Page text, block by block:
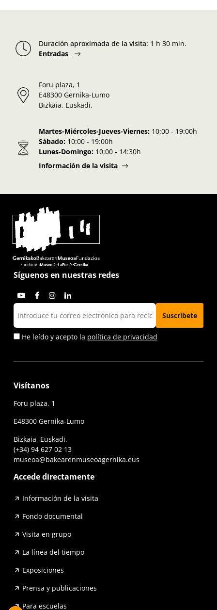
Duración aproximada de la visita: 1 h 30 min.
Entradas
Foru plaza, 1
E48300 Gernika-Lumo
Bizkaia, Euskadi.
Martes-Miércoles-Jueves-Viernes: 10:00 - 19:00h
Sábado: 10:00 - 19:00h
Lunes-Domingo: 10:00 - 14:30h
Información de la visita
Síguenos en nuestras redes
He leído y acepto la política de privacidad
Visítanos
Foru plaza, 1
E48300 Gernika-Lumo
Bizkaia, Euskadi.
(+34) 94 627 02 13
museoa@bakearenmuseoagernika.eus
Accede directamente
Información de la visita
Fondo documental
Visita en grupo
La línea del tiempo
Exposiciones
Prensa y publicaciones
Para escuelas